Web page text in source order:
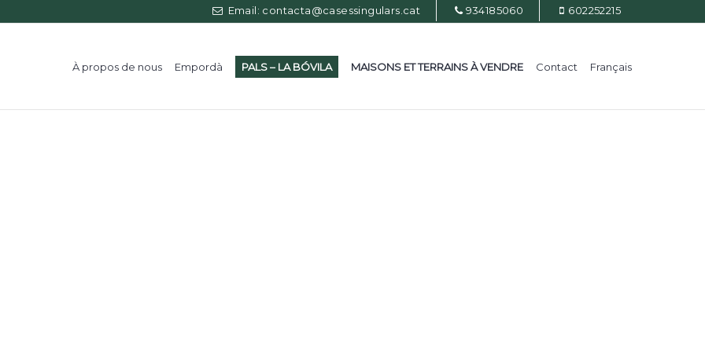
Email: contacta@casessingulars.cat 934185060 602252215
À propos de nous Empordà PALS – LA BÓVILA MAISONS ET TERRAINS À VENDRE Contact Français